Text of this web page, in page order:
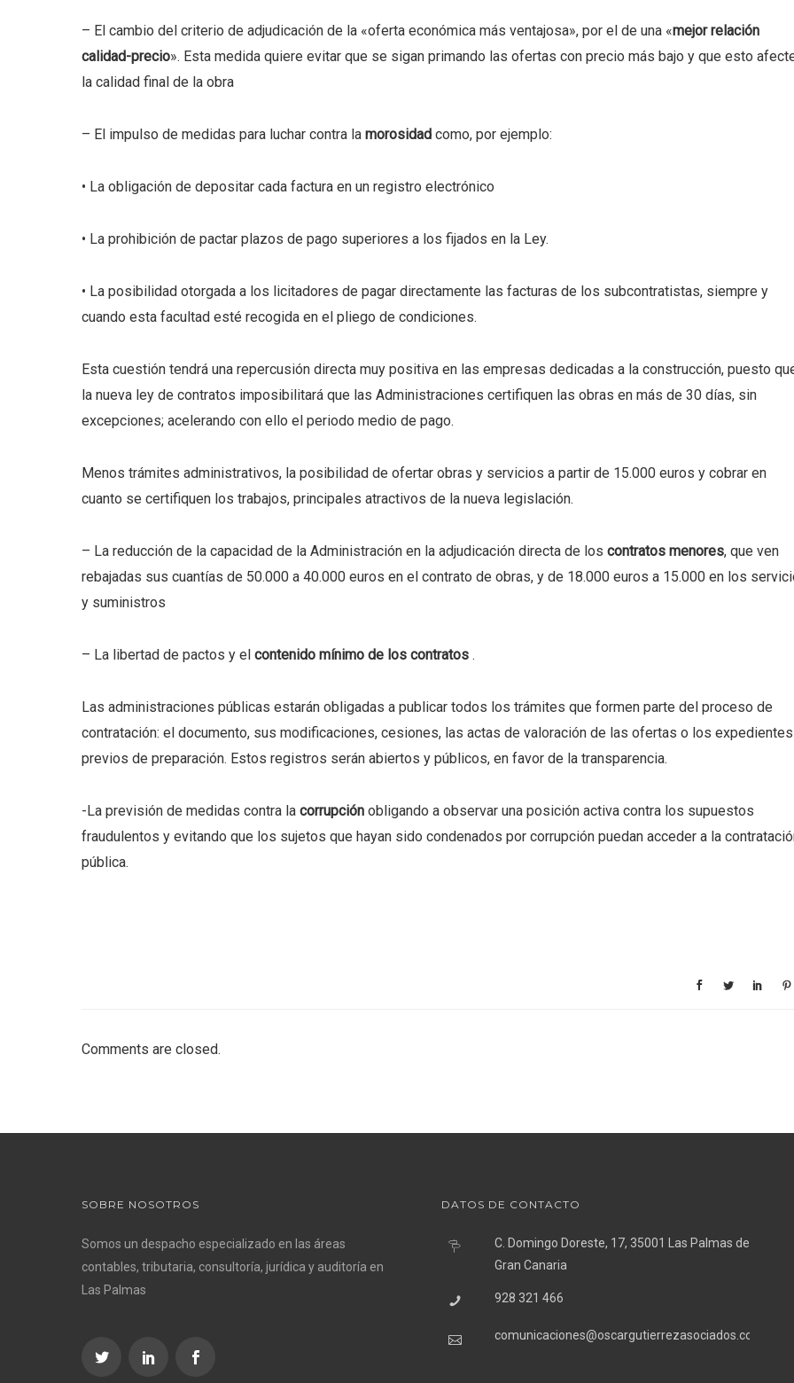
– El cambio del criterio de adjudicación de la «oferta económica más ventajosa», por el de una «mejor relación
calidad-precio». Esta medida quiere evitar que se sigan primando las ofertas con precio más bajo y que esto
la calidad final de la obra
– El impulso de medidas para luchar contra la morosidad como, por ejemplo:
• La obligación de depositar cada factura en un registro electrónico
• La prohibición de pactar plazos de pago superiores a los fijados en la Ley.
• La posibilidad otorgada a los licitadores de pagar directamente las facturas de los subcontratistas, siempre y
cuando esta facultad esté recogida en el pliego de condiciones.
Esta cuestión tendrá una repercusión directa muy positiva en las empresas dedicadas a la construcción, puesto
la nueva ley de contratos imposibilitará que las Administraciones certifiquen las obras en más de 30 días, sin
excepciones; acelerando con ello el periodo medio de pago.
Menos trámites administrativos, la posibilidad de ofertar obras y servicios a partir de 15.000 euros y cobrar en
cuanto se certifiquen los trabajos, principales atractivos de la nueva legislación.
– La reducción de la capacidad de la Administración en la adjudicación directa de los contratos menores, que ven
rebajadas sus cuantías de 50.000 a 40.000 euros en el contrato de obras, y de 18.000 euros a 15.000 en los
y suministros
– La libertad de pactos y el contenido mínimo de los contratos .
Las administraciones públicas estarán obligadas a publicar todos los trámites que formen parte del proceso de
contratación: el documento, sus modificaciones, cesiones, las actas de valoración de las ofertas o los expedientes
previos de preparación. Estos registros serán abiertos y públicos, en favor de la transparencia.
-La previsión de medidas contra la corrupción obligando a observar una posición activa contra los supuestos
fraudulentos y evitando que los sujetos que hayan sido condenados por corrupción puedan acceder a la
pública.
Comments are closed.
SOBRE NOSOTROS
Somos un despacho especializado en las áreas
contables, tributaria, consultoría, jurídica y auditoría en
Las Palmas
DATOS DE CONTACTO
C. Domingo Doreste, 17, 35001 Las Palmas de
Gran Canaria
928 321 466
comunicaciones@oscargutierrezasociados.com